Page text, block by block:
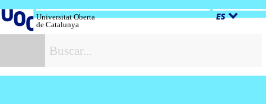
al
contenido
Universitat Oberta
de Catalunya
ES